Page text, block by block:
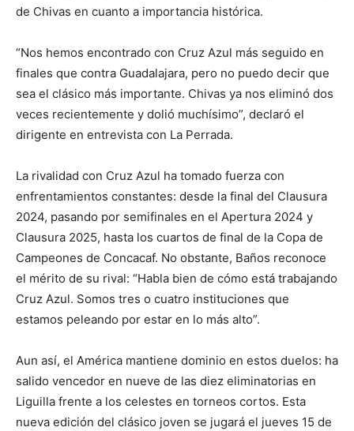
de Chivas en cuanto a importancia histórica.
“Nos hemos encontrado con Cruz Azul más seguido en
finales que contra Guadalajara, pero no puedo decir que
sea el clásico más importante. Chivas ya nos eliminó dos
veces recientemente y dolió muchísimo”, declaró el
dirigente en entrevista con La Perrada.
La rivalidad con Cruz Azul ha tomado fuerza con
enfrentamientos constantes: desde la final del Clausura
2024, pasando por semifinales en el Apertura 2024 y
Clausura 2025, hasta los cuartos de final de la Copa de
Campeones de Concacaf. No obstante, Baños reconoce
el mérito de su rival: “Habla bien de cómo está trabajando
Cruz Azul. Somos tres o cuatro instituciones que
estamos peleando por estar en lo más alto”.
Aun así, el América mantiene dominio en estos duelos: ha
salido vencedor en nueve de las diez eliminatorias en
Liguilla frente a los celestes en torneos cortos. Esta
nueva edición del clásico joven se jugará el jueves 15 de